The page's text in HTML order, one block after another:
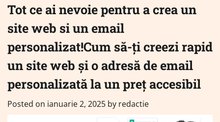
Tot ce ai nevoie pentru a crea un
site web si un email
personalizat!Cum să-ți creezi rapid
un site web și o adresă de email
personalizată la un preț accesibil
Posted on ianuarie 2, 2025 by redactie